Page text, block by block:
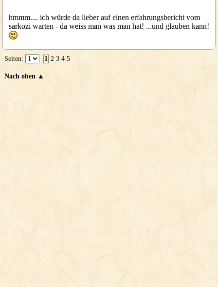
hmmm.... ich würde da lieber auf einen erfahrungsbericht vom
sarkozi warten - da weiss man was man hat! ...und glauben kann!
Seiten: 1 2 3 4 5
Nach oben ▲